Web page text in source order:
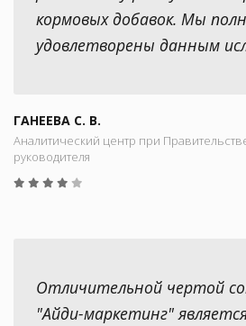
кормовых добавок. Мы
удовлетворены данным
ГАНЕЕВА С. В.
Аналитический центр при
руководителя
Отличительной чертой
"Айди-маркетинг"